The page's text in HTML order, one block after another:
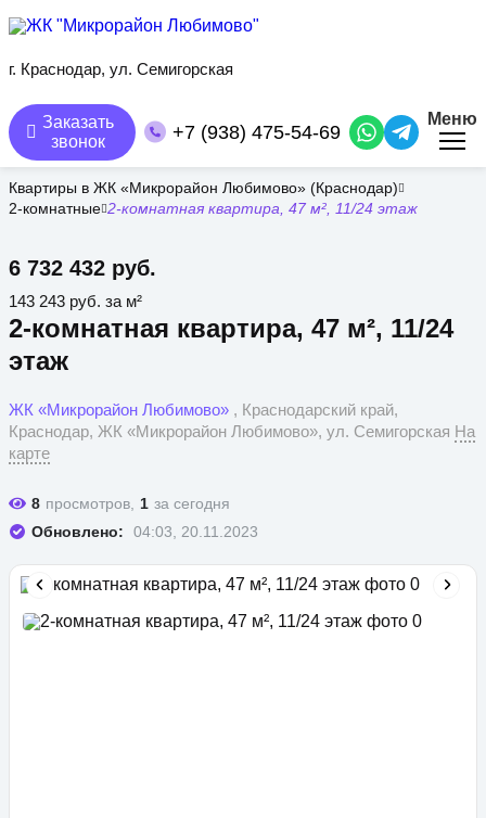
содержанию
г. Краснодар, ул. Семигорская
Заказать
звонок
+7 (938) 475-54-69
Меню
Квартиры в ЖК «Микрорайон Любимово» (Краснодар)
2-комнатные 2-комнатная квартира, 47 м², 11/24 этаж
2-комнатная квартира, 47 м², 11/24
этаж
6 732 432 руб.
ЖК «Микрорайон Любимово» , Краснодарский край,
Краснодар, ЖК «Микрорайон Любимово», ул. Семигорская На
карте
143 243 руб. за м²
8 просмотров, 1 за сегодня
Обновлено:
04:03, 20.11.2023